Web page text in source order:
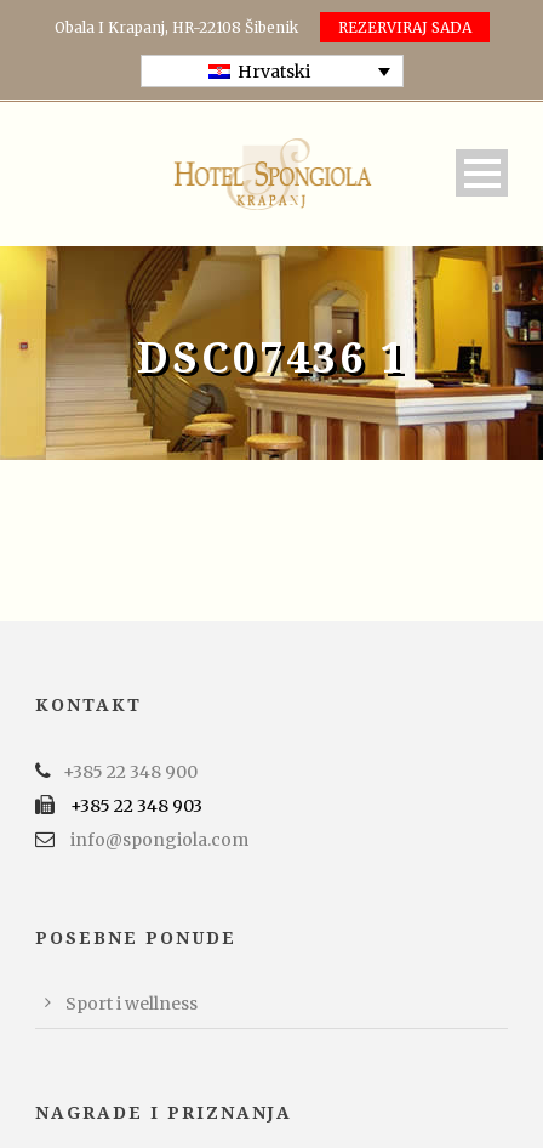
Obala I Krapanj, HR-22108 Šibenik REZERVIRAJ SADA
Hrvatski
DSC07436 1
KONTAKT
+385 22 348 900
+385 22 348 903
info@spongiola.com
POSEBNE PONUDE
Sport i wellness
NAGRADE I PRIZNANJA